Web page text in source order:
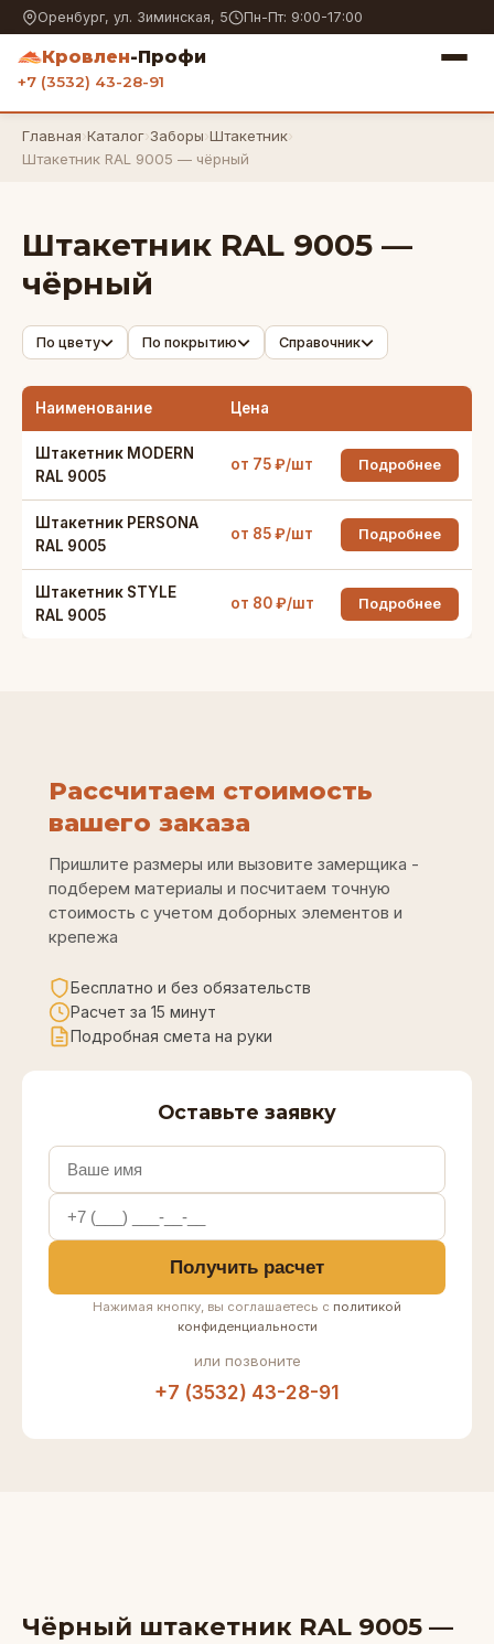
Оренбург, ул. Зиминская, 5 Пн-Пт: 9:00-17:00
Кровлен-Профи
+7 (3532) 43-28-91
Главная›Каталог›Заборы›Штакетник›
Штакетник RAL 9005 — чёрный
Штакетник RAL 9005 —
чёрный
По цвету По покрытию Справочник
Наименование Цена
Штакетник MODERN
RAL 9005
от 75 ₽/шт Подробнее
Штакетник PERSONA
RAL 9005
от 85 ₽/шт Подробнее
Штакетник STYLE
RAL 9005
от 80 ₽/шт Подробнее
Рассчитаем стоимость
вашего заказа
Пришлите размеры или вызовите замерщика -
подберем материалы и посчитаем точную
стоимость с учетом доборных элементов и
крепежа
Бесплатно и без обязательств
Расчет за 15 минут
Подробная смета на руки
Оставьте заявку
Получить расчет
Нажимая кнопку, вы соглашаетесь с политикой
конфиденциальности
или позвоните
+7 (3532) 43-28-91
Чёрный штакетник RAL 9005 —